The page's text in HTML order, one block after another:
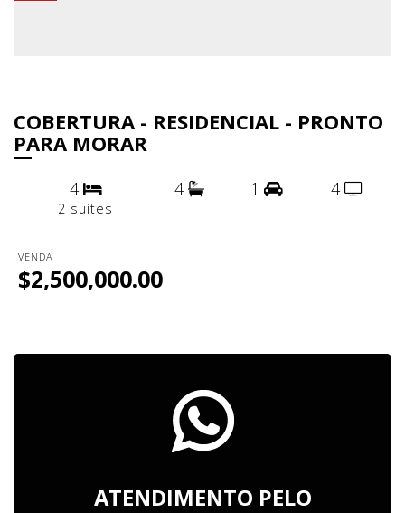
COBERTURA - RESIDENCIAL - PRONTO
PARA MORAR
4
2 suítes
4 1 4
VENDA
$2,500,000.00
ATENDIMENTO PELO